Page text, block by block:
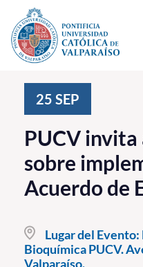
Click acá para ir directamente
Investigación, Creación
PUCV Internacional
Vinculación con el Medio
Pregrado
25 SEP
PUCV
sobre
Acuerdo de
Lugar del Evento:
Bioquímica PUCV.
Valparaíso.